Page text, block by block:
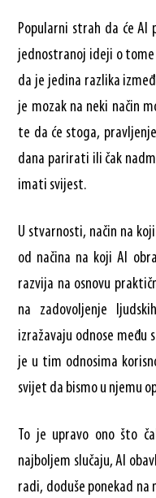
Popularni strah da će AI
jednostranoj ideji o
da je jedina razlika
je mozak na neki način
te da će stoga,
dana parirati ili čak
imati svijest.
U stvarnosti, način na
od načina na koji AI
razvija na osnovu
na zadovoljenje
izražavaju odnose među
je u tim odnosima
svijet da bismo u njemu
To je upravo ono što
najboljem slučaju, AI
radi, doduše ponekad na